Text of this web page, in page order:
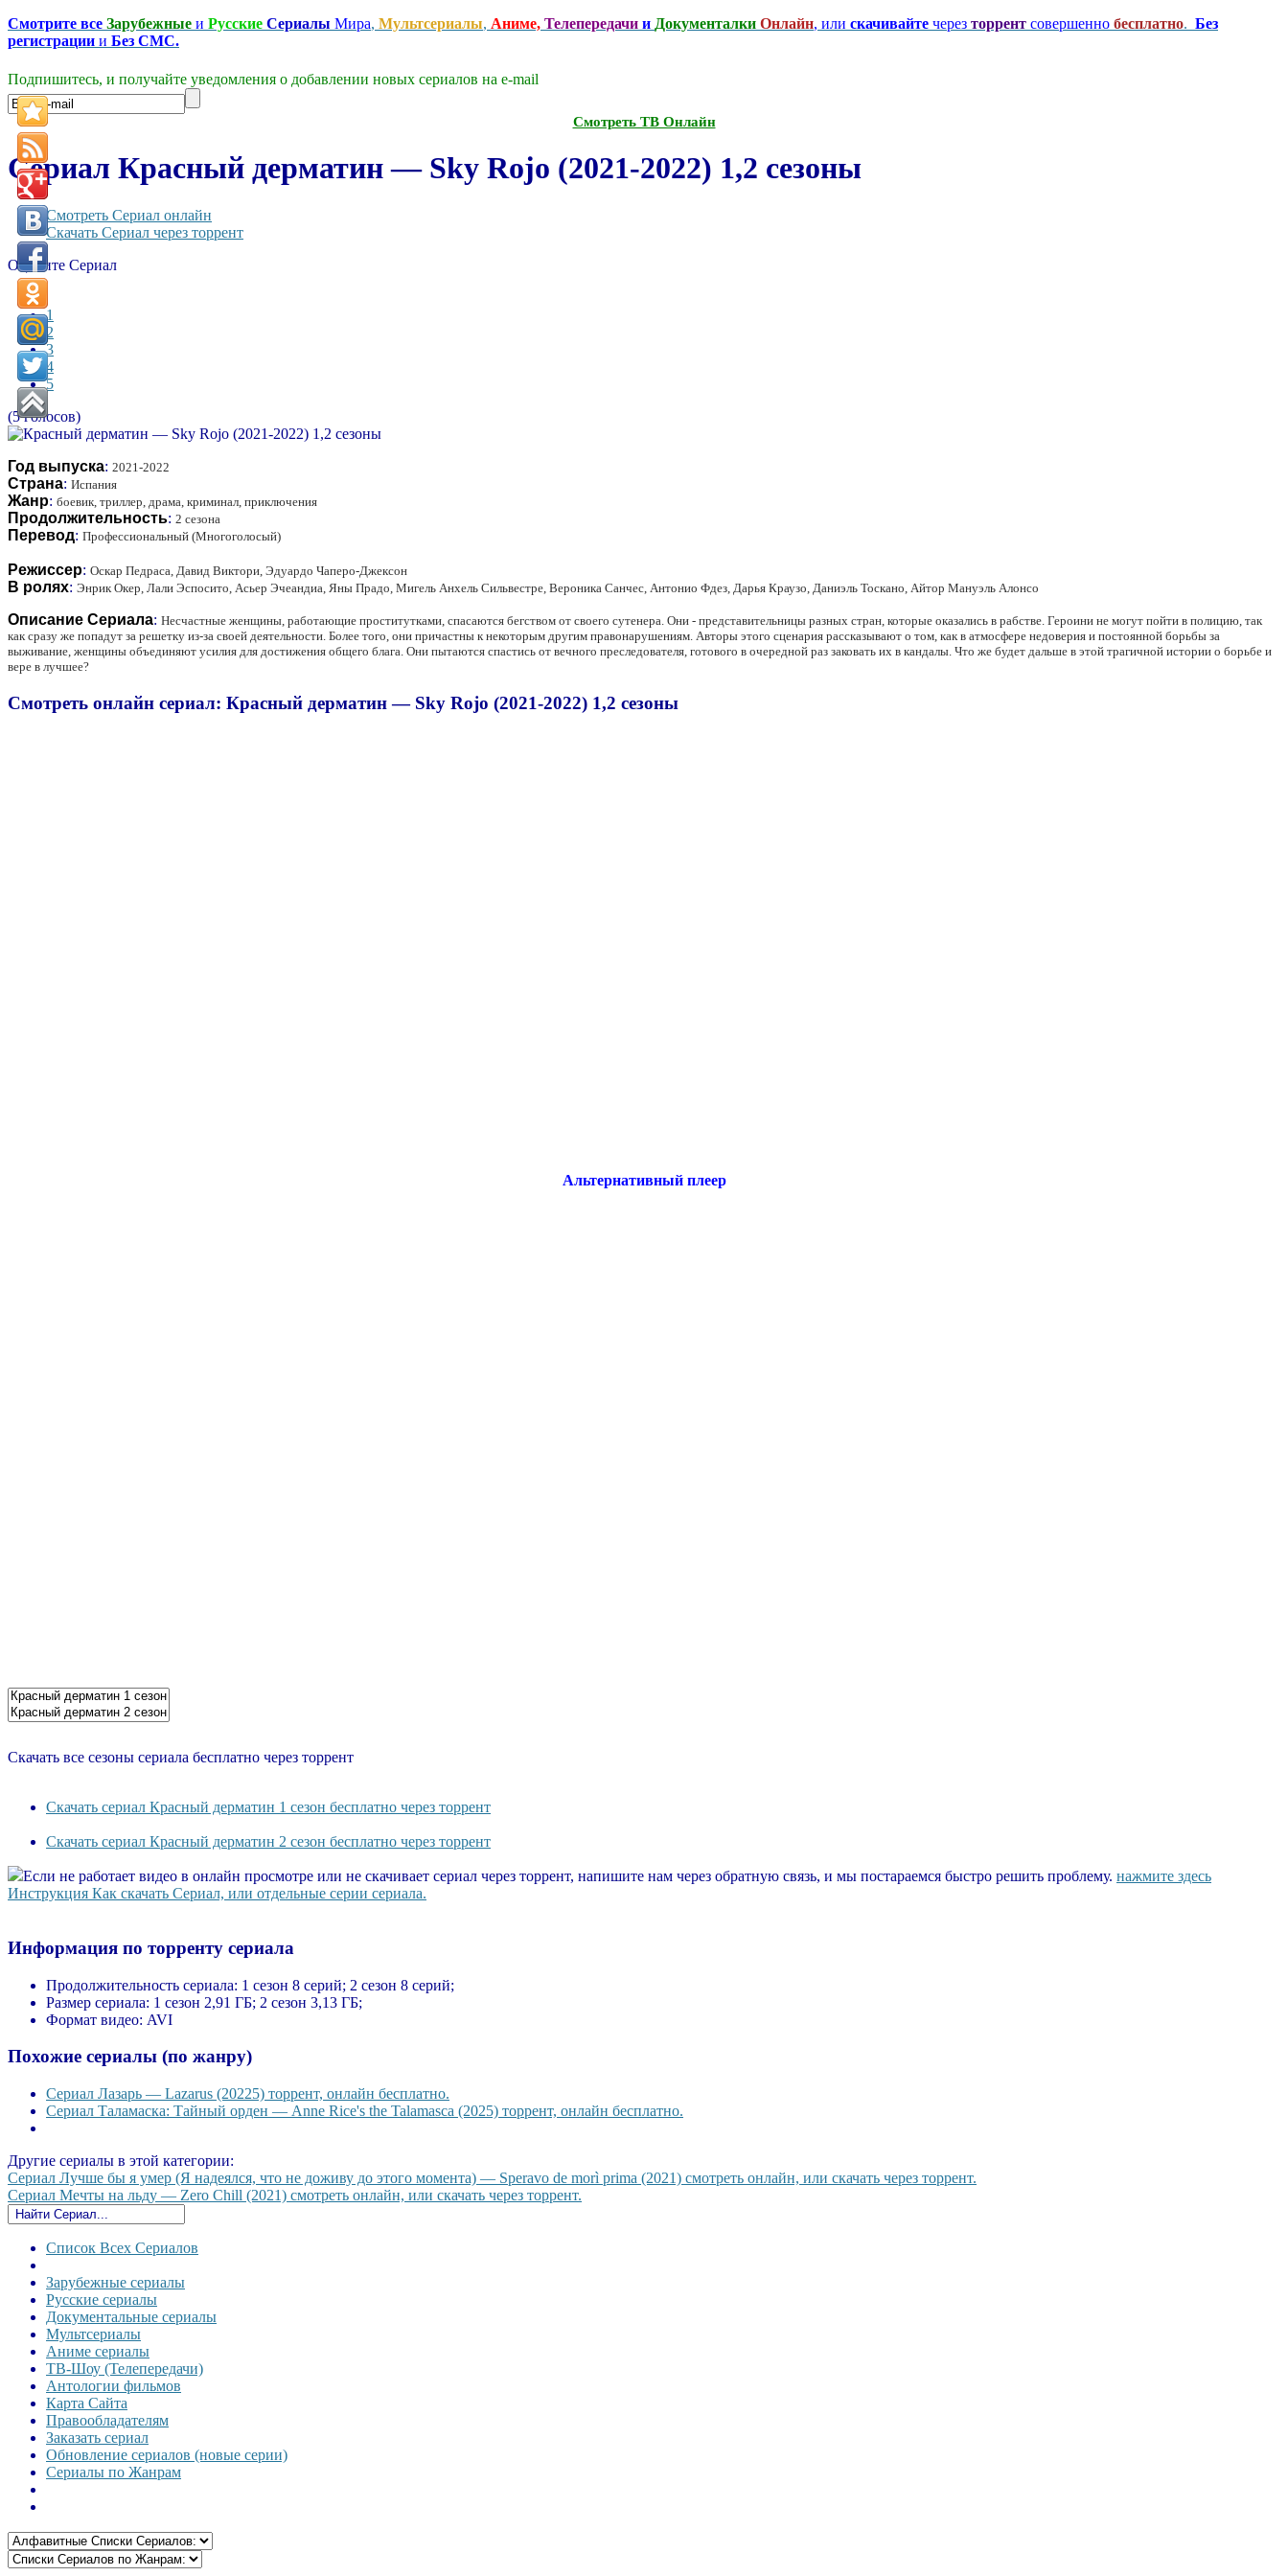
Смотрите все Зарубежные и Русские Сериалы Мира, Мультсериалы, Аниме, Телепередачи и Документалки Онлайн, или скачивайте через торрент совершенно бесплатно. Без
регистрации и Без СМС.
Подпишитесь, и получайте уведомления о добавлении новых сериалов на e-mаil
Смотреть ТВ Онлайн
Сериал Красный дерматин — Sky Rojo (2021-2022) 1,2 сезоны
Смотреть Сериал онлайн
Скачать Сериал через торрент
Оцените Сериал
1
2
3
4
5
(5 голосов)
Год выпуска: 2021-2022
Страна: Испания
Жанр: боевик, триллер, драма, криминал, приключения
Продолжительность: 2 сезона
Перевод: Профессиональный (Многоголосый)
Режиссер: Оскар Педраса, Давид Виктори, Эдуардо Чаперо-Джексон
В ролях: Энрик Окер, Лали Эспосито, Асьер Эчеандиа, Яны Прадо, Мигель Анхель Сильвестре, Вероника Санчес, Антонио Фдез, Дарья Краузо, Даниэль Тоскано, Айтор Мануэль Алонсо
Описание Сериала: Несчастные женщины, работающие проститутками, спасаются бегством от своего сутенера. Они - представительницы разных стран, которые оказались в рабстве. Героини не могут пойти в полицию, так
как сразу же попадут за решетку из-за своей деятельности. Более того, они причастны к некоторым другим правонарушениям. Авторы этого сценария рассказывают о том, как в атмосфере недоверия и постоянной борьбы за
выживание, женщины объединяют усилия для достижения общего блага. Они пытаются спастись от вечного преследователя, готового в очередной раз заковать их в кандалы. Что же будет дальше в этой трагичной истории о борьбе и
вере в лучшее?
Смотреть онлайн сериал: Красный дерматин — Sky Rojo (2021-2022) 1,2 сезоны
Альтернативный плеер
Скачать все сезоны сериала бесплатно через торрент
Скачать сериал Красный дерматин 1 сезон бесплатно через торрент
Скачать сериал Красный дерматин 2 сезон бесплатно через торрент
Если не работает видео в онлайн просмотре или не скачивает сериал через торрент, напишите нам через обратную связь, и мы постараемся быстро решить проблему. нажмите здесь
Инструкция Как скачать Сериал, или отдельные серии сериала.
Информация по торренту сериала
Продолжительность сериала: 1 сезон 8 серий; 2 сезон 8 серий;
Размер сериала: 1 сезон 2,91 ГБ; 2 сезон 3,13 ГБ;
Формат видео: AVI
Похожие сериалы (по жанру)
Сериал Лазарь — Lazarus (20225) торрент, онлайн бесплатно.
Сериал Таламаска: Тайный орден — Anne Rice's the Talamasca (2025) торрент, онлайн бесплатно.
Другие сериалы в этой категории:
Сериал Лучше бы я умер (Я надеялся, что не доживу до этого момента) — Speravo de morì prima (2021) смотреть онлайн, или скачать через торрент.
Сериал Мечты на льду — Zero Chill (2021) смотреть онлайн, или скачать через торрент.
Список Всех Сериалов
Зарубежные сериалы
Русские сериалы
Документальные сериалы
Мультсериалы
Аниме сериалы
ТВ-Шоу (Телепередачи)
Антологии фильмов
Карта Сайта
Правообладателям
Заказать сериал
Обновление сериалов (новые серии)
Сериалы по Жанрам